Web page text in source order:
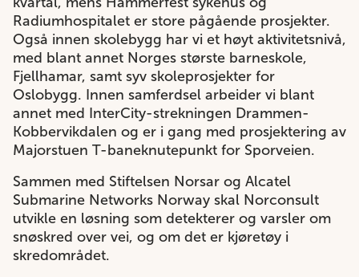
Radiumhospitalet er store pågående prosjekter.
Også innen skolebygg har vi et høyt aktivitetsnivå,
med blant annet Norges største barneskole,
Fjellhamar, samt syv skoleprosjekter for
Oslobygg. Innen samferdsel arbeider vi blant
annet med InterCity-strekningen Drammen-
Kobbervikdalen og er i gang med prosjektering av
Majorstuen T-baneknutepunkt for Sporveien.
Sammen med Stiftelsen Norsar og Alcatel
Submarine Networks Norway skal Norconsult
utvikle en løsning som detekterer og varsler om
snøskred over vei, og om det er kjøretøy i
skredområdet.